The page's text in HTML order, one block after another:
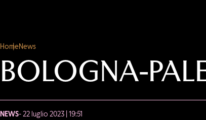
HomeNews
BOLOGNA-
NEWS- 22 luglio 2023 | 19:51